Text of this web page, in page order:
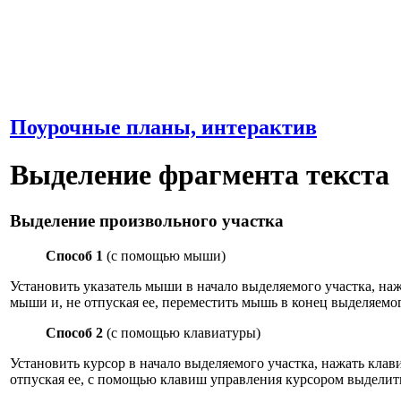
Поурочные планы, интерактив
Выделение фрагмента текста
Выделение произвольного участка
Способ 1 (с помощью мыши)
Установить указатель мыши в начало выделяемого участка,
мыши и, не отпуская ее, переместить мышь в конец
Способ 2 (с помощью клавиатуры)
Установить курсор в начало выделяемого участка, нажать
отпуская ее, с помощью клавиш управления курсором